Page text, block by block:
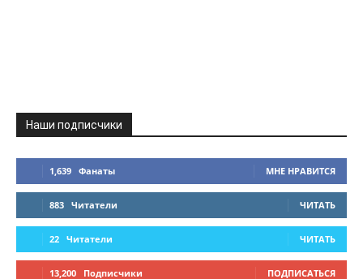
Наши подписчики
1,639 Фанаты МНЕ НРАВИТСЯ
883 Читатели ЧИТАТЬ
22 Читатели ЧИТАТЬ
13,200 Подписчики ПОДПИСАТЬСЯ